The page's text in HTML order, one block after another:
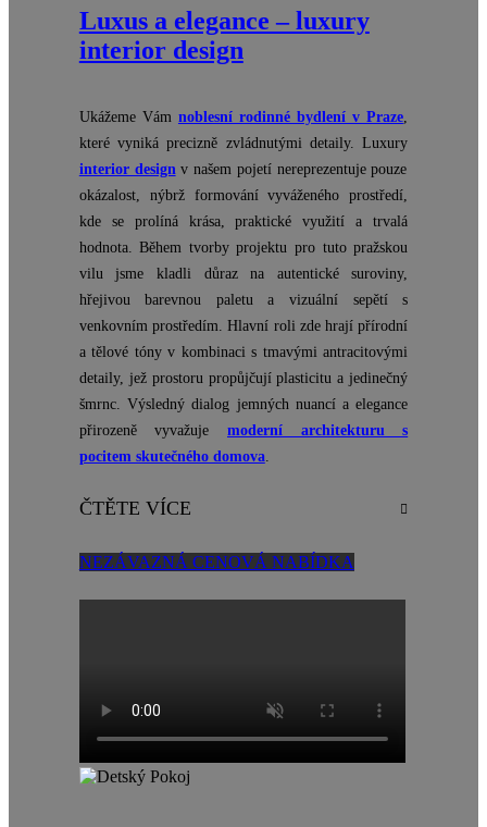
Luxus a elegance – luxury
interior design
Ukážeme Vám noblesní rodinné bydlení v Praze,
které vyniká precizně zvládnutými detaily. Luxury
interior designv našem pojetí nereprezentuje pouze
okázalost, nýbrž formování vyváženého prostředí,
kde se prolíná krása, praktické využití a trvalá
hodnota. Během tvorby projektu pro tuto pražskou
vilu jsme kladli důraz na autentické suroviny,
hřejivou barevnou paletu a vizuální sepětí s
venkovním prostředím. Hlavní roli zde hrají přírodní
a tělové tóny v kombinaci s tmavými antracitovými
detaily, jež prostoru propůjčují plasticitu a jedinečný
šmrnc. Výsledný dialog jemných nuancí a elegance
přirozeně vyvažuje moderní architekturu s
pocitem skutečného domova.
ČTĚTE VÍCE
NEZÁVAZNÁ CENOVÁ NABÍDKA